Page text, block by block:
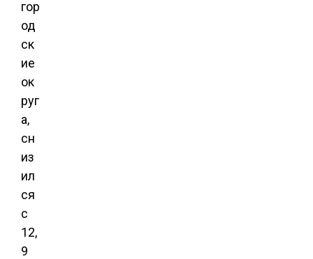
гор
од
ск
ие
ок
руг
а,
сн
из
ил
ся
с
12,
9